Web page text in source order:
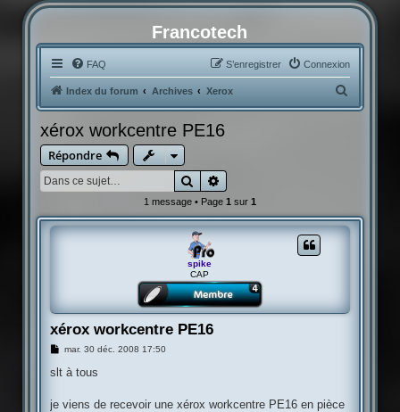
Francotech
FAQ Connexion
S’enregistrer
Index du forum Archives Xerox
e
c
xérox workcentre PE16
Répondre
Rechercher
1 message • Page 1sur 1
spike
CAP
xérox workcentre PE16
M
s
g
mar. 30 déc. 2008 17:50
slt à tous
je viens de recevoir une xérox workcentre PE16 en pièce